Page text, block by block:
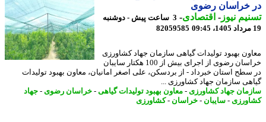
خراسان رضوی
نیوز-اقتصادی- 3 ساعت پیش - دوشنبه
82059585
بهبود تولیدات گیاهی سازمان جهاد کشاورزی
خراسان رضوی از اجرای بیش از 100 هکتار سایبان
استان خبرداد - از بردسکن، علی اصغر امانیان، معاون بهبود تولیدات
سازمان جهاد کشاورزی ...
جهاد کشاورزی- معاون بهبود تولیدات گیاهی-خراسان رضوی-جهاد
- سایبان-خراسان-کشاورزی